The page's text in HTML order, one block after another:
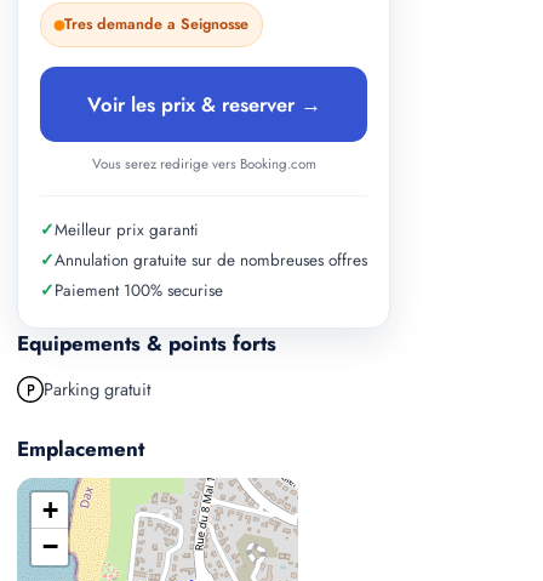
Equipements & points forts
Parking gratuit
Emplacement
+
−
Tres demande a Seignosse
Voir les prix & reserver →
Vous serez redirige vers Booking.com
✓Meilleur prix garanti
✓Annulation gratuite sur de nombreuses offres
✓Paiement 100% securise